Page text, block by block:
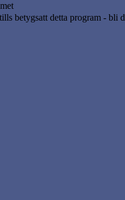
betygsatt detta program - bli